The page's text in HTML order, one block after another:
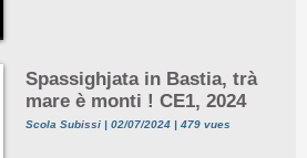
Spassighjata in Bastia, trà
mare è monti ! CE1, 2024
Scola Subissi | 02/07/2024 | 479 vues